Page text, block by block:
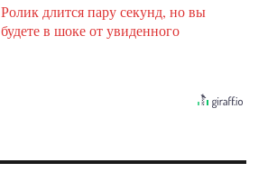
Ролик длится пару секунд, но вы
будете в шоке от увиденного